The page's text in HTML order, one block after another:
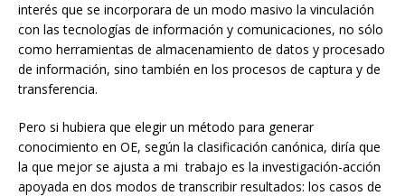
interés que se incorporara de un modo masivo la vinculación
con las tecnologías de información y comunicaciones, no sólo
como herramientas de almacenamiento de datos y procesado
de información, sino también en los procesos de captura y de
transferencia.
Pero si hubiera que elegir un método para generar
conocimiento en OE, según la clasificación canónica, diría que
la que mejor se ajusta a mi trabajo es la investigación-acción
apoyada en dos modos de transcribir resultados: los casos de